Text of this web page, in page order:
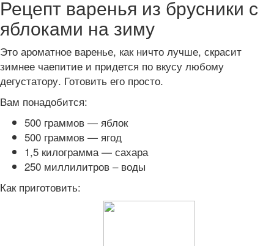
Рецепт варенья из брусники с
яблоками на зиму
Это ароматное варенье, как ничто лучше, скрасит
зимнее чаепитие и придется по вкусу любому
дегустатору. Готовить его просто.
Вам понадобится:
500 граммов — яблок
500 граммов — ягод
1,5 килограмма — сахара
250 миллилитров – воды
Как приготовить: